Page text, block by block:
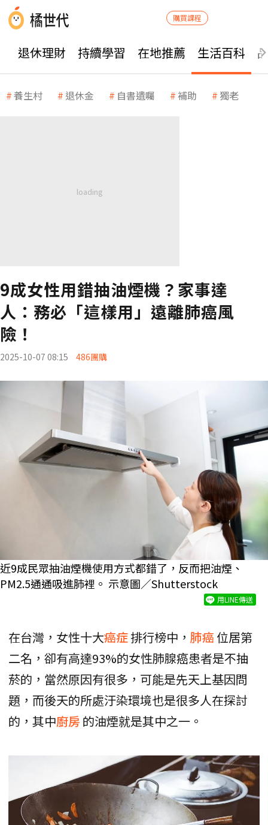
購買課程
退休理財 持續學習 在地推薦 生活百科
養生村 退休金 自書遺囑 補助 獨老
9成女性用錯抽油煙機？家事達
人：務必「這樣用」遠離肺癌風
險！
2025-10-07 08:15 486團購
近9成民眾抽油煙機使用方式都錯了，反而把油煙、
PM2.5通通吸進肺裡。 示意圖／Shutterstock
用LINE傳送
在台灣，女性十大癌症排行榜中， 肺癌 位居第
二名，卻有高達93%的女性肺腺癌患者是不抽
菸的，當然原因有很多，可能是先天上基因問
題，而後天的所處汙染環境也是很多人在探討
的，其中廚房 的油煙就是其中之一。